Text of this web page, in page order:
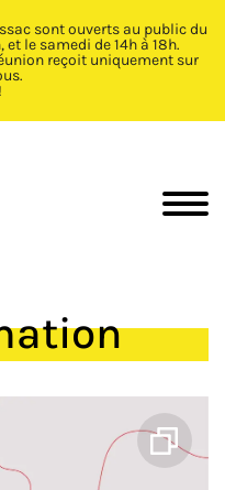
Fermer X
sont ouverts au public du
le samedi de 14h à 18h.
reçoit uniquement sur